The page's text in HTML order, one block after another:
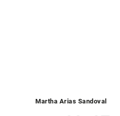
Martha Arias Sandoval